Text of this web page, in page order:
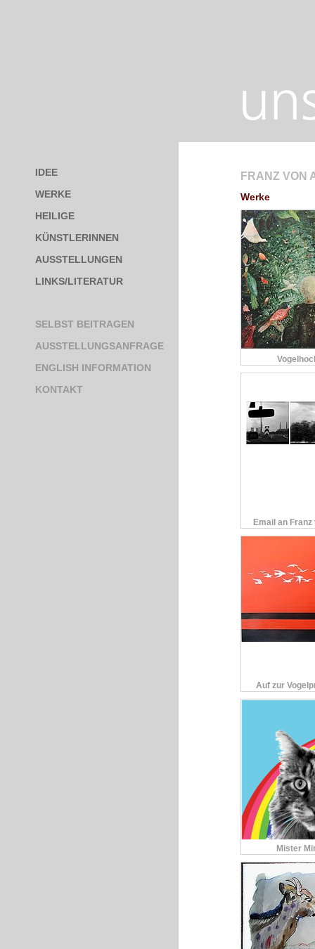
IDEE
WERKE
HEILIGE
KÜNSTLERINNEN
AUSSTELLUNGEN
LINKS/LITERATUR
SELBST BEITRAGEN
AUSSTELLUNGSANFRAGE
ENGLISH INFORMATION
KONTAKT
FRANZ VON
Werke
Email an
Auf zur
Mister